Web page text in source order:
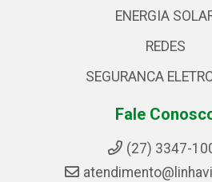
ENERGIA
REDES
SEGURANCA
Fale
(27) 3347-